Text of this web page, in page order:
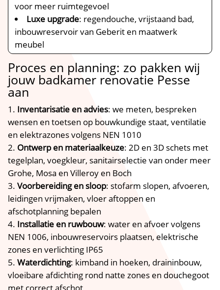
voor meer ruimtegevoel
Luxe upgrade: regendouche, vrijstaand bad,
inbouwreservoir van Geberit en maatwerk
meubel
Proces en planning: zo pakken wij
jouw badkamer renovatie Pesse
aan
Inventarisatie en advies: we meten, bespreken
wensen en toetsen op bouwkundige staat, ventilatie
en elektrazones volgens NEN 1010
Ontwerp en materiaalkeuze: 2D en 3D schets met
tegelplan, voegkleur, sanitairselectie van onder meer
Grohe, Mosa en Villeroy en Boch
Voorbereiding en sloop: stofarm slopen, afvoeren,
leidingen vrijmaken, vloer aftoppen en
afschotplanning bepalen
Installatie en ruwbouw: water en afvoer volgens
NEN 1006, inbouwreservoirs plaatsen, elektrische
zones en verlichting IP65
Waterdichting: kimband in hoeken, draininbouw,
vloeibare afdichting rond natte zones en douchegoot